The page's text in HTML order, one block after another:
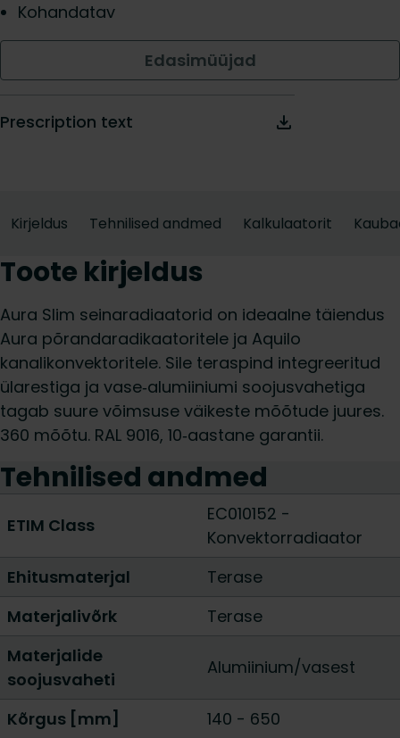
Kohandatav
Edasimüüjad
Prescription text
Kirjeldus Tehnilised andmed Kalkulaatorit
Toote kirjeldus
Aura Slim seinaradiaatorid on ideaalne täiendus
Aura põrandaradikaatoritele ja Aquilo
kanalikonvektoritele. Sile teraspind integreeritud
ülarestiga ja vase‑alumiiniumi soojusvahetiga
tagab suure võimsuse väikeste mõõtude juures.
360 mõõtu. RAL 9016, 10‑aastane garantii.
Tehnilised andmed
ETIM Class
EC010152 -
Konvektorradiaator
Ehitusmaterjal
Terase
Materjalivõrk
Terase
Materjalide
soojusvaheti
Alumiinium/vasest
Kõrgus [mm] 140 - 650